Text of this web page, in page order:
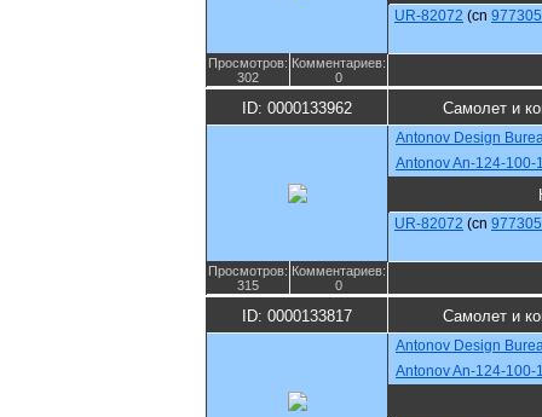
UR-82072 (cn
Просмотров:
302
Комментариев:
0
ID: 0000133962 Самолет и
Antonov Design
Antonov An-124-100-
UR-82072 (cn
Просмотров:
315
Комментариев:
0
ID: 0000133817 Самолет и
Antonov Design
Antonov An-124-100-